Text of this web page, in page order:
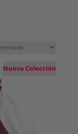
Nueva Colección